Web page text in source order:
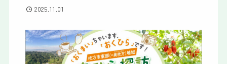
2025.11.01